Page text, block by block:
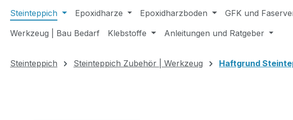
Steinteppich Epoxidharze Epoxidharzboden GFK und
Werkzeug | Bau Bedarf
Klebstoffe Anleitungen und Ratgeber
Steinteppich Steinteppich Zubehör | Werkzeug Haftgrund